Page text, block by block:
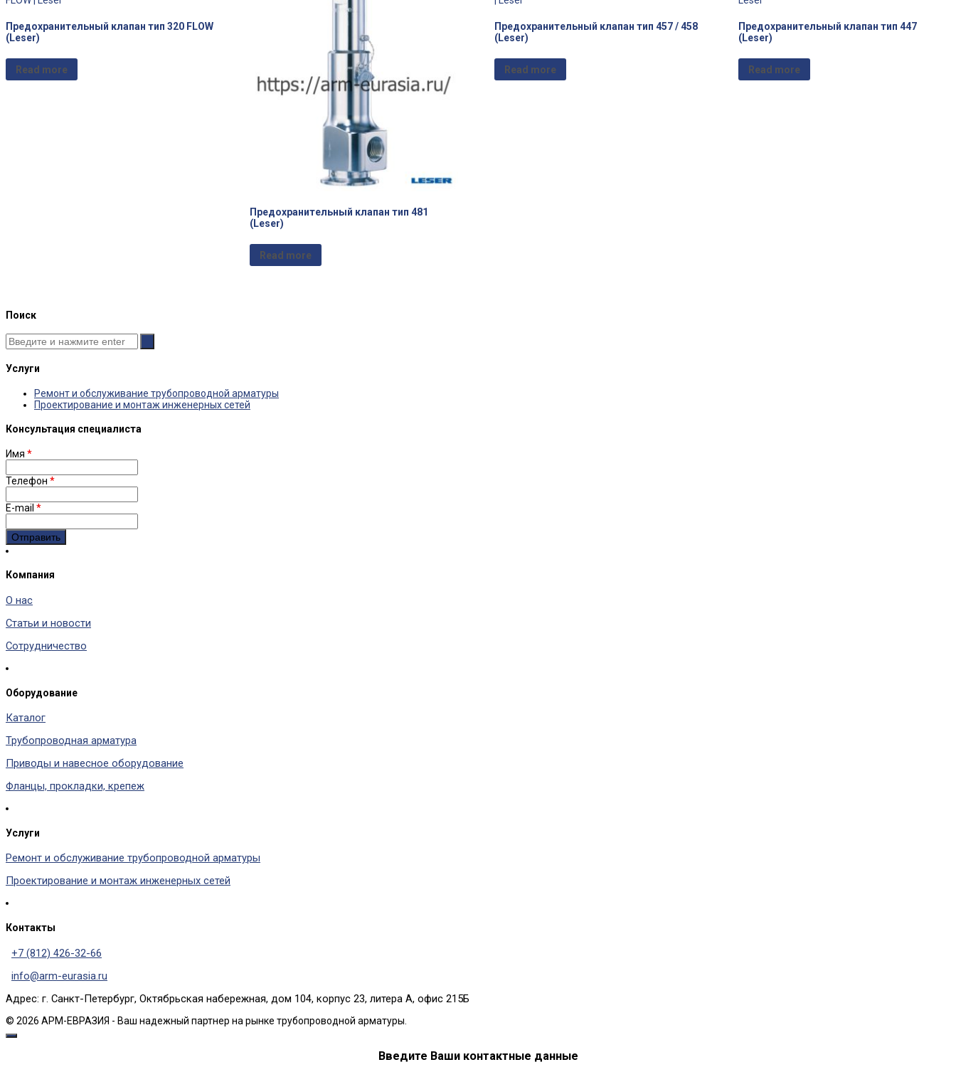
Предохранительный клапан тип 320 FLOW
(Leser)
Read more
Предохранительный клапан тип 481
(Leser)
Read more
Предохранительный клапан тип 457 / 458
(Leser)
Read more
Предохранительный клапан тип 447
(Leser)
Read more
Поиск
Услуги
Ремонт и обслуживание трубопроводной арматуры
Проектирование и монтаж инженерных сетей
Консультация специалиста
Имя *
Телефон *
E-mail *
Компания
О нас
Статьи и новости
Сотрудничество
Оборудование
Каталог
Трубопроводная арматура
Приводы и навесное оборудование
Фланцы, прокладки, крепеж
Услуги
Ремонт и обслуживание трубопроводной арматуры
Проектирование и монтаж инженерных сетей
Контакты
+7 (812) 426-32-66
info@arm-eurasia.ru
Адрес: г. Санкт-Петербург, Октябрьская набережная, дом 104, корпус 23, литера А, офис 215Б
© 2026 АРМ-ЕВРАЗИЯ - Ваш надежный партнер на рынке трубопроводной арматуры.
Введите Ваши контактные данные